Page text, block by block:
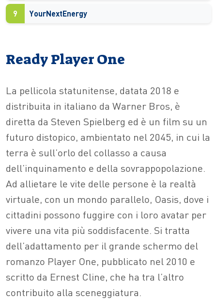
9 YourNextEnergy
Ready Player One
La pellicola statunitense, datata 2018 e
distribuita in italiano da Warner Bros, è
diretta da Steven Spielberg ed è un film su un
futuro distopico, ambientato nel 2045, in cui la
terra è sull’orlo del collasso a causa
dell’inquinamento e della sovrappopolazione.
Ad allietare le vite delle persone è la realtà
virtuale, con un mondo parallelo, Oasis, dove i
cittadini possono fuggire con i loro avatar per
vivere una vita più soddisfacente. Si tratta
dell’adattamento per il grande schermo del
romanzo Player One, pubblicato nel 2010 e
scritto da Ernest Cline, che ha tra l’altro
contribuito alla sceneggiatura.